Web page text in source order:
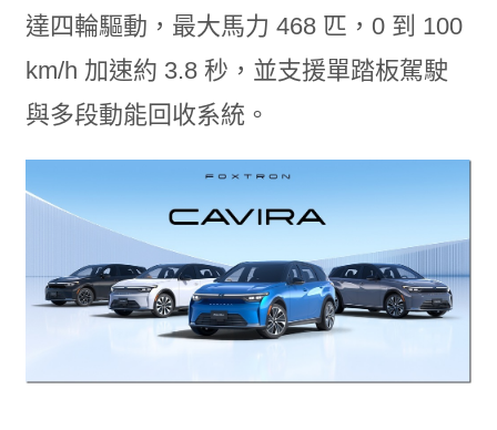
達四輪驅動，最大馬力 468 匹，0 到 100
km/h 加速約 3.8 秒，並支援單踏板駕駛
與多段動能回收系統。